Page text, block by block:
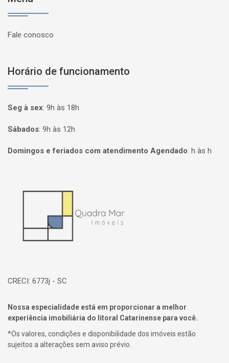
Fale conosco
Horário de funcionamento
Seg à sex: 9h às 18h
Sábados: 9h às 12h
Domingos e feriados com atendimento Agendado: h às h
CRECI: 6773j - SC
Nossa especialidade está em proporcionar a melhor
experiência imobiliária do litoral Catarinense para você.
*Os valores, condições e disponibilidade dos imóveis estão
sujeitos a alterações sem aviso prévio.